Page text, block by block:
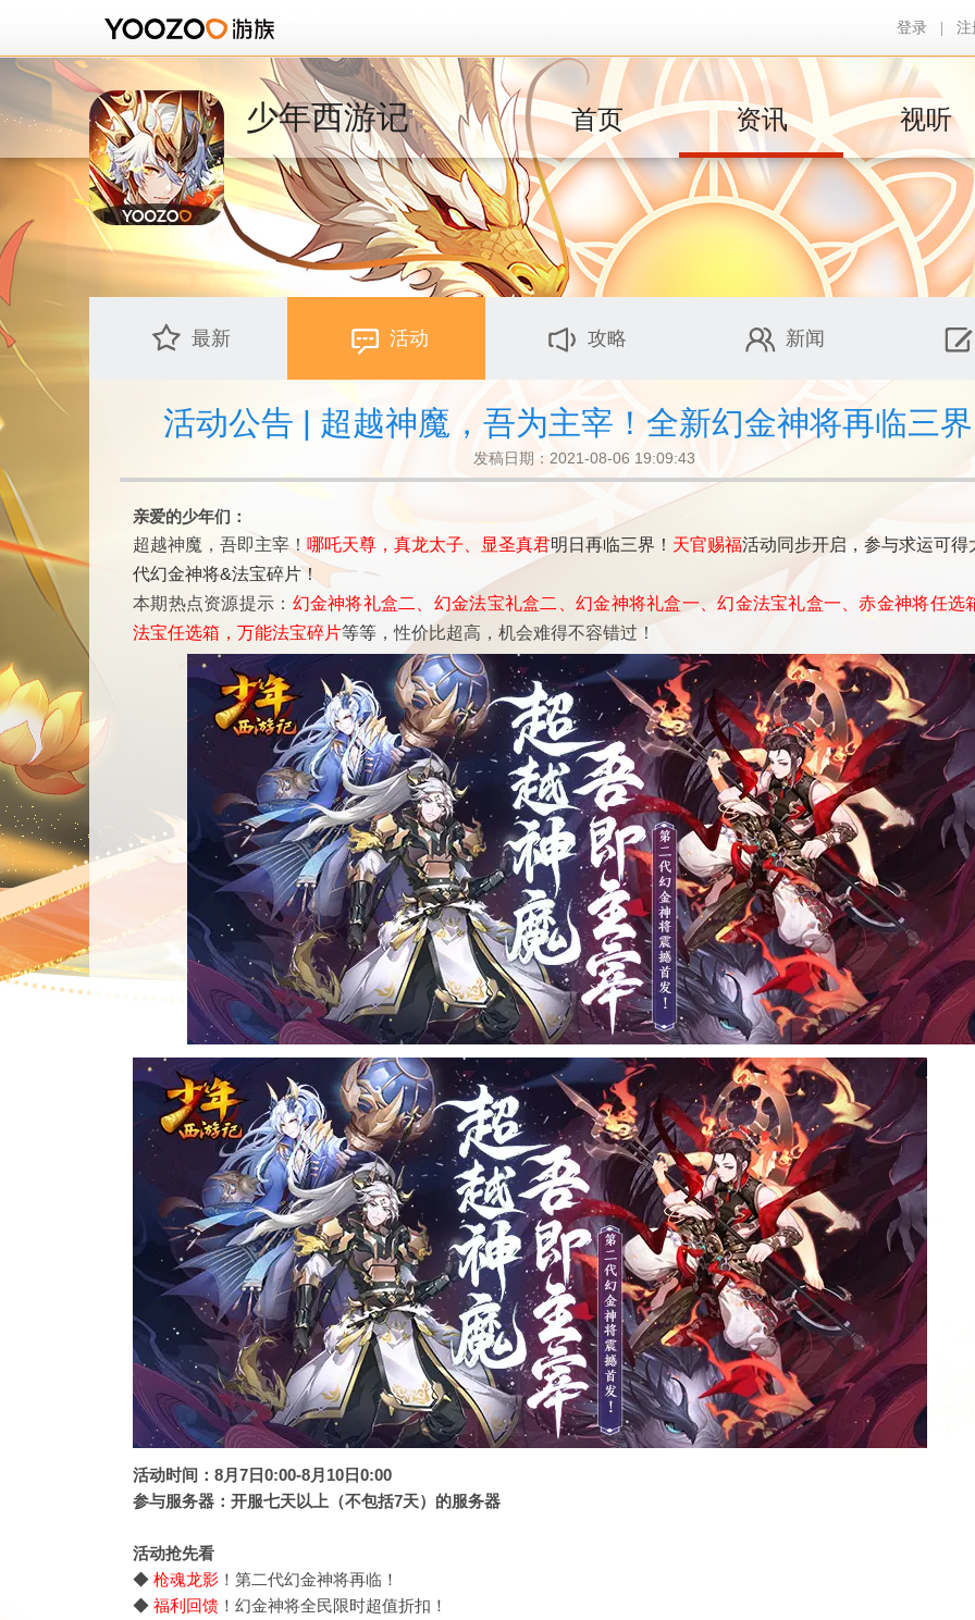
登录 注
少年西游记 首页 资讯 视听
最新 活动 攻略 新闻
活动公告 | 超越神魔，吾为主宰！全新幻金神将再临三
发稿日期：2021-08-06 19:09:43
亲爱的少年们：
超越神魔，吾即主宰！ 哪吒天尊，真龙太子、显圣真君明日再临三界！ 天官赐福活动同步开启，参与求运可得
代幻金神将&法宝碎片！
本期热点资源提示： 幻金神将礼盒二、幻金法宝礼盒二、幻金神将礼盒一、幻金法宝礼盒一、赤金神将任选
法宝任选箱，万能法宝碎片等等 ，性价比超高，机会难得不容错过！
活动时间：8月7日0:00-8月10日0:00
参与服务器：开服七天以上（不包括7天）的服务器
活动抢先看
◆ 枪魂龙影 ！第二代幻金神将再临！
◆ 福利回馈 ！幻金神将全民限时超值折扣！